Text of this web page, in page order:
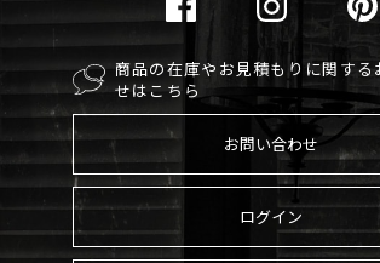
商品の在庫やお見積もりに関する
せはこちら
お問い合わせ
ログイン